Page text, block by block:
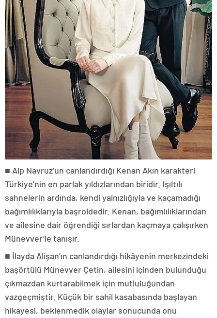
■ Alp Navruz’un canlandırdığı Kenan Akın karakteri
Türkiye’nin en parlak yıldızlarından biridir. Işıltılı
sahnelerin ardında, kendi yalnızlığıyla ve kaçamadığı
bağımlılıklarıyla başroldedir. Kenan, bağımlılıklarından
ve ailesine dair öğrendiği sırlardan kaçmaya çalışırken
Münevver’le tanışır.
■ İlayda Alişan’ın canlandırdığı hikâyenin merkezindeki
başörtülü Münevver Çetin, ailesini içinden bulunduğu
çıkmazdan kurtarabilmek için mutluluğundan
vazgeçmiştir. Küçük bir sahil kasabasında başlayan
hikayesi, beklenmedik olaylar sonucunda onu